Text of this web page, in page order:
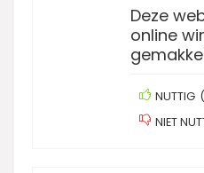
Deze
online
NUTTIG (
NIET